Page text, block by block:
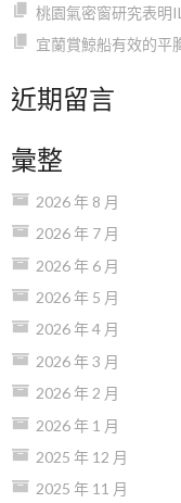
桃園氣密窗研究表明
宜蘭賞鯨船有效的平
近期留言
彙整
2026 年 8 月
2026 年 7 月
2026 年 6 月
2026 年 5 月
2026 年 4 月
2026 年 3 月
2026 年 2 月
2026 年 1 月
2025 年 12 月
2025 年 11 月